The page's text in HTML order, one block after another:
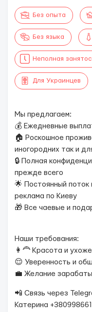
Без опыта
Без языка
Неполная
Для Украинцев
Мы предлагаем:
💰 Ежедневные
🏠 Роскошное
иногородних так и
🔒 Полная
прежде всего
🌟 Постоянный
реклама по Киеву
🎁 Все чаевые и
Наши требования:
👩‍🦰 Красота и
😌 Уверенность и
💼 Желание
📲 Связь через
Катерина